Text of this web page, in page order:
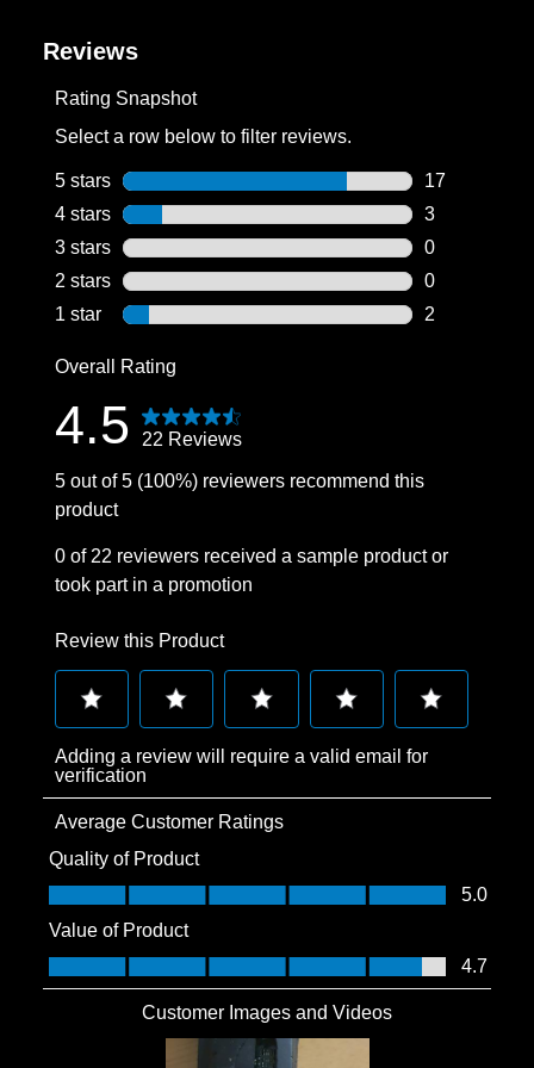
Reviews
Rating Snapshot
Select a row below to filter reviews.
5 stars stars
17
17 reviews
4 stars stars
3
3 reviews
3 stars stars
0
0 reviews
2 stars stars
0
0 reviews
1 star stars
2
Overall Rating
4.5 22 Reviews
5 out of 5 (100%) reviewers recommend this
product
0 of 22 reviewers received a sample product or
took part in a promotion
Review this Product
to
rate
the
item
with
star.
to
rate
the
item
with
stars.
rate
the
with
open
rate
with
rate
with
Adding a review will require a valid email for
verification
Average Customer Ratings
Quality of Product
Quality of Product, 5.0 out of 5
5.0
Value of Product
Value of Product, 4.7 out of 5
4.7
Customer Images and Videos
verlanglijst toe te voegen en uw eerder
opgeslagen artikelen te bekijken.
Login